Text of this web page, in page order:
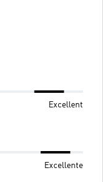
Excellent
Excellente